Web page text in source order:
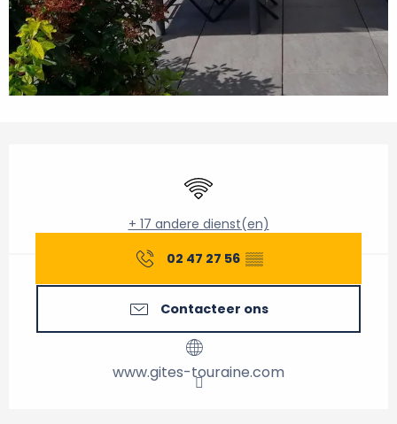
Wifi
+ 17 andere dienst(en)
02 47 27 56 ▒▒
Contacteer ons
www.gites-touraine.com